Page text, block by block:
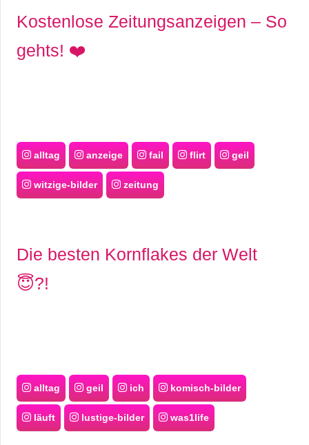
Kostenlose Zeitungsanzeigen – So
gehts! ❤️
alltag anzeige fail flirt geil
witzige-bilder zeitung
Die besten Kornflakes der Welt
😇?!
alltag geil ich komisch-bilder
läuft lustige-bilder was1life